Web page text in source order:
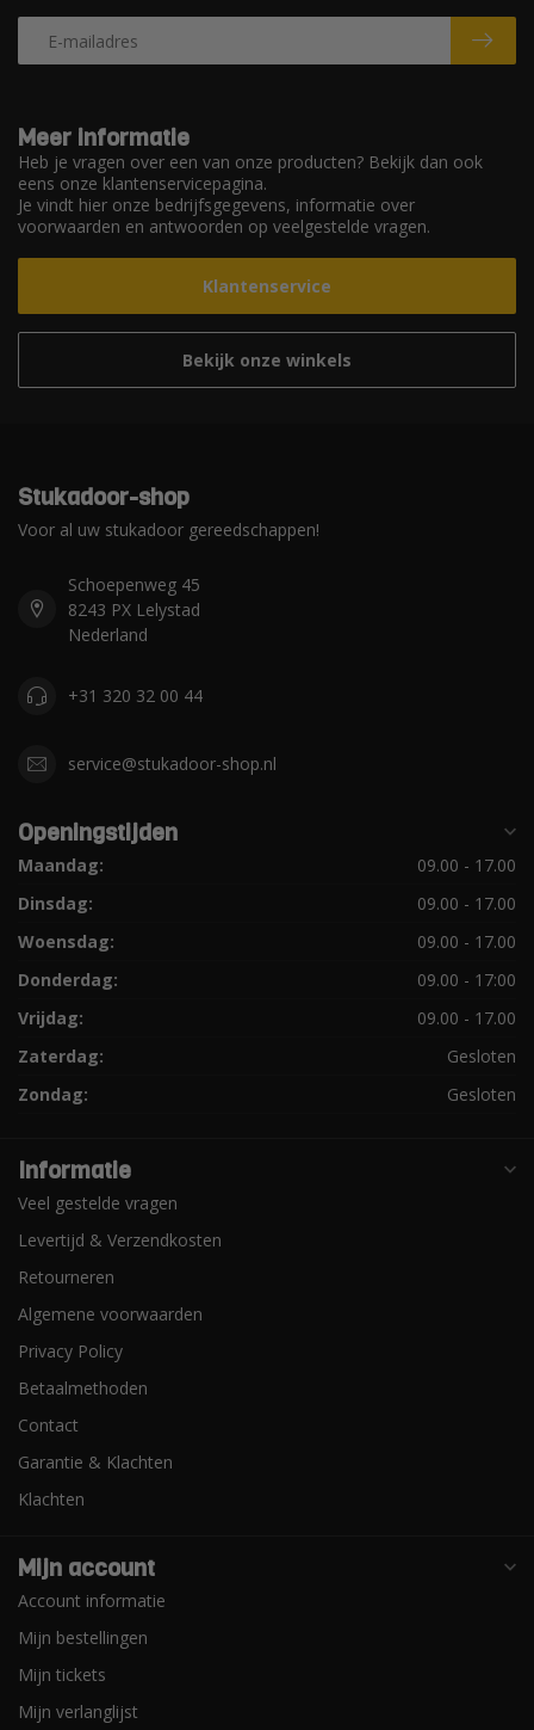
Meer informatie
Heb je vragen over een van onze producten? Bekijk dan ook
eens onze klantenservicepagina.
Je vindt hier onze bedrijfsgegevens, informatie over
voorwaarden en antwoorden op veelgestelde vragen.
Klantenservice
Bekijk onze winkels
Stukadoor-shop
Voor al uw stukadoor gereedschappen!
Schoepenweg 45
8243 PX Lelystad
Nederland
+31 320 32 00 44
service@stukadoor-shop.nl
Openingstijden
Maandag:
09.00 - 17.00
Dinsdag:
09.00 - 17.00
Woensdag:
09.00 - 17.00
Donderdag:
09.00 - 17:00
Vrijdag:
09.00 - 17.00
Zaterdag:
Gesloten
Zondag:
Gesloten
Informatie
Veel gestelde vragen
Levertijd & Verzendkosten
Retourneren
Algemene voorwaarden
Privacy Policy
Betaalmethoden
Contact
Garantie & Klachten
Klachten
Mijn account
Account informatie
Mijn bestellingen
Mijn tickets
Mijn verlanglijst